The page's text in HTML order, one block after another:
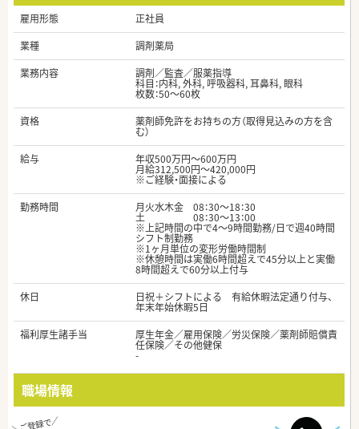
雇用形態
正社員
業種
調剤薬局
業務内容
調剤／監査／服薬指導
科目：内科, 外科, 呼吸器科, 耳鼻科, 眼科
枚数：50～60枚
資格
薬剤師免許をお持ちの方（取得見込みの方を含
む）
給与
年収500万円～600万円
月給312,500円～420,000円
※ご経験・面接による
勤務時間
月火水木金 08：30～18：30
土 08：30～13：00
※上記時間の中で4～9時間勤務/日で週40時間
シフト制勤務
※1ヶ月単位の変形労働時間制
※休憩時間は実働6時間超えで45分以上と実働
8時間超えで60分以上付与
休日
日祝＋シフトによる 有給休暇法定通り付与、
年末年始休暇5日
福利厚生諸手当
厚生年金／雇用保険／労災保険／薬剤師賠償責
任保険／その他健保
-
職場情報